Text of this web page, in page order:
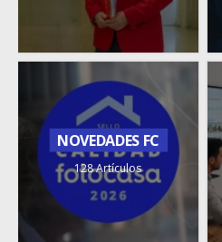
NOVEDADES FC
128 Artículos